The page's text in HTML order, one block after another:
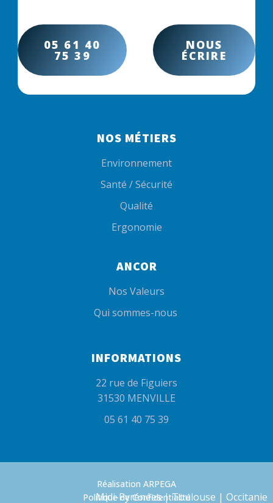
05 61 40
75 39
NOUS
ÉCRIRE
NOS MÉTIERS
Environnement
Santé / Sécurité
Qualité
Ergonomie
ANCOR
Nos Valeurs
Qui sommes-nous
INFORMATIONS
22 rue de Figuiers
31530 MENVILLE
05 61 40 75 39
Réalisation ARPEGA
Politique de Confidentialité
Midi-Pyrénées | Toulouse | Occitanie